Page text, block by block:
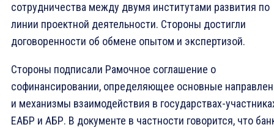
сотрудничества между двумя институтами развития по
линии проектной деятельности. Стороны достигли
договоренности об обмене опытом и экспертизой.
Стороны подписали Рамочное соглашение о
софинансировании, определяющее основные
и механизмы взаимодействия в государствах-
ЕАБР и АБР. В документе в частности говорится, что